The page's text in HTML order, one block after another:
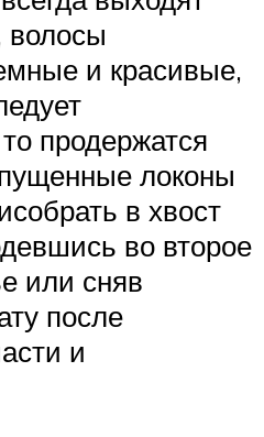
волосы
и красивые,
продержатся
локоны
в хвост
во второе
или сняв
после
и